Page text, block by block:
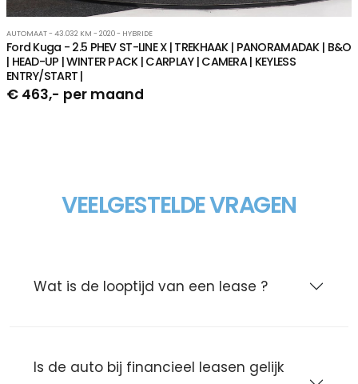
AUTOMAAT - 43.032 KM - 2020 - HYBRIDE
Ford Kuga - 2.5 PHEV ST-LINE X | TREKHAAK | PANORAMADAK | B&O
| HEAD-UP | WINTER PACK | CARPLAY | CAMERA | KEYLESS
ENTRY/START |
€ 463,- per maand
VEELGESTELDE VRAGEN
Wat is de looptijd van een lease ?
Is de auto bij financieel leasen gelijk